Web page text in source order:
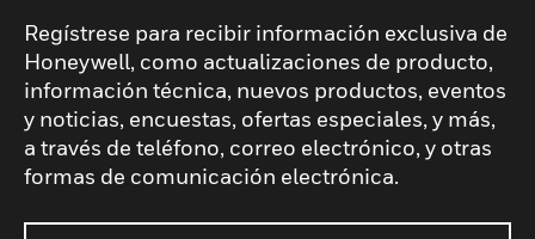
Regístrese para recibir información exclusiva de
Honeywell, como actualizaciones de producto,
información técnica, nuevos productos, eventos
y noticias, encuestas, ofertas especiales, y más,
a través de teléfono, correo electrónico, y otras
formas de comunicación electrónica.